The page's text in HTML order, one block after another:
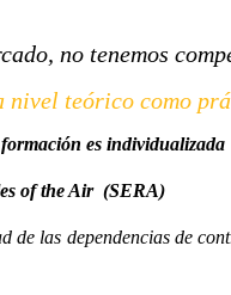
no tenemos
nivel teórico como
es individualizada
of the Air (SERA)
las dependencias de